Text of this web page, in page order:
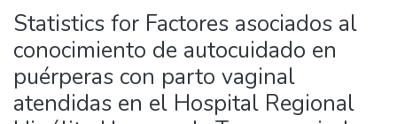
All of DSpace
Enviar tesis
Statistics for Factores asociados al
conocimiento de autocuidado en
puérperas con parto vaginal
atendidas en el Hospital Regional